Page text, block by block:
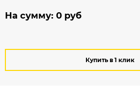
На сумму: 0 руб
Купить в 1 клик